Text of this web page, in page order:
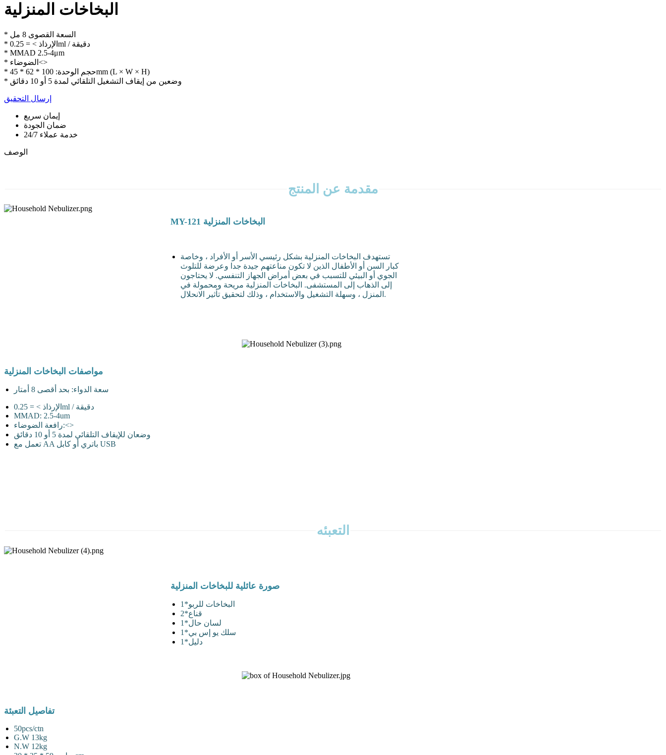
البخاخات المنزلية
* السعة القصوى 8 مل
* الإرذاذ > = 0.25ml / دقيقة
* MMAD 2.5-4μm
* الضوضاء<>
* حجم الوحدة: 100 * 62 * 45mm (L × W × H)
* وضعين من إيقاف التشغيل التلقائي لمدة 5 أو 10 دقائق
إرسال التحقيق
إيمان سريع
ضمان الجودة
خدمة عملاء 24/7
الوصف
مقدمة عن المنتج
MY-121 البخاخات المنزلية
تستهدف البخاخات المنزلية بشكل رئيسي الأسر أو الأفراد ، وخاصة
كبار السن أو الأطفال الذين لا تكون مناعتهم جيدة جدا وعرضة للتلوث
الجوي أو البيئي للتسبب في بعض أمراض الجهاز التنفسي. لا يحتاجون
إلى الذهاب إلى المستشفى. البخاخات المنزلية مريحة ومحمولة في
المنزل ، وسهلة التشغيل والاستخدام ، وذلك لتحقيق تأثير الانحلال.
مواصفات البخاخات المنزلية
سعة الدواء: بحد أقصى 8 أمتار
الإرذاذ > = 0.25ml / دقيقة
MMAD: 2.5-4um
رافعة الضوضاء:<>
وضعان للإيقاف التلقائي لمدة 5 أو 10 دقائق
تعمل مع AA باتري أو كابل USB
التعبئه
صورة عائلية للبخاخات المنزلية
البخاخات للربو*1
قناع*2
لسان حال*1
سلك يو إس بي*1
دليل*1
تفاصيل التعبئة
50pcs/ctn
G.W 13kg
N.W 12kg